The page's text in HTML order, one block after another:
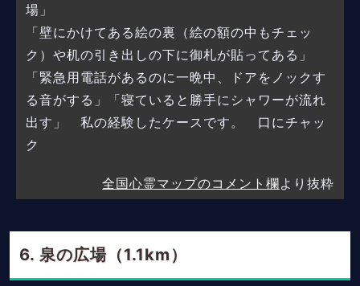
場」
「壁にかけてある絵の裏（絵の額の中もチェッ
ク）や机の引き出しの下に御札が貼ってある」
「緊急用電話があるのに一晩中、ドアをノックす
る音がする」「寝ていると勝手にシャワーが流れ
出す」 私の経験したケースです。 口にチャッ
ク
全国心霊マップのコメント欄より抜粋
泉の広場（1.1km）